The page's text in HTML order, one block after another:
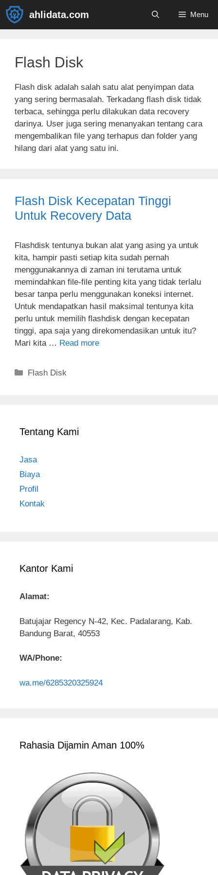
Skip
content
ahlidata.com Menu
Flash Disk
Flash disk adalah salah satu alat penyimpan data
yang sering bermasalah. Terkadang flash disk tidak
terbaca, sehingga perlu dilakukan data recovery
darinya. User juga sering menanyakan tentang cara
mengembalikan file yang terhapus dan folder yang
hilang dari alat yang satu ini.
Flash Disk Kecepatan Tinggi
Untuk Recovery Data
Flashdisk tentunya bukan alat yang asing ya untuk
kita, hampir pasti setiap kita sudah pernah
menggunakannya di zaman ini terutama untuk
memindahkan file-file penting kita yang tidak terlalu
besar tanpa perlu menggunakan koneksi internet.
Untuk mendapatkan hasil maksimal tentunya kita
perlu untuk memilih flashdisk dengan kecepatan
tinggi, apa saja yang direkomendasikan untuk itu?
Mari kita … Read more
Categories
Flash Disk
Tentang Kami
Jasa
Biaya
Profil
Kontak
Kantor Kami
Alamat:
Batujajar Regency N-42, Kec. Padalarang, Kab.
Bandung Barat, 40553
WA/Phone:
wa.me/6285320325924
Rahasia Dijamin Aman 100%